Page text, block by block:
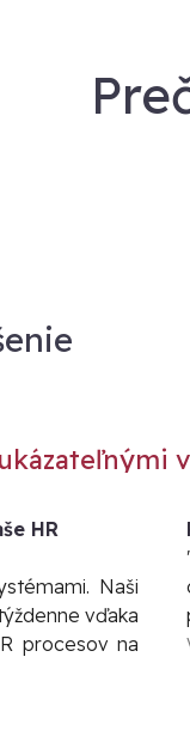
HR
Naši
vďaka
procesov na